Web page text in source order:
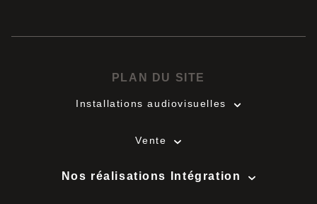
PLAN DU SITE
Installations audiovisuelles
Vente
Nos réalisations Intégration